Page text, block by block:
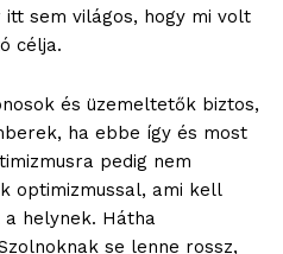
sem világos, hogy mi volt
célja.
és üzemeltetők biztos,
ha ebbe így és most
pedig nem
optimizmussal, ami kell
a helynek. Hátha
se lenne rossz,